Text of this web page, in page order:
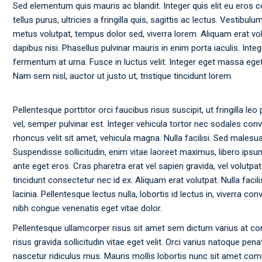
Sed elementum quis mauris ac blandit. Integer quis elit eu eros
tellus purus, ultricies a fringilla quis, sagittis ac lectus.
metus volutpat, tempus dolor sed, viverra lorem. Aliquam erat
dapibus nisi. Phasellus pulvinar mauris in enim porta iaculis.
fermentum at urna. Fusce in luctus velit. Integer eget massa
Nam sem nisl, auctor ut justo ut, tristique tincidunt lorem.
Pellentesque porttitor orci faucibus risus suscipit, ut fringilla leo
vel, semper pulvinar est. Integer vehicula tortor nec sodales
rhoncus velit sit amet, vehicula magna. Nulla facilisi. Sed
Suspendisse sollicitudin, enim vitae laoreet maximus, libero
ante eget eros. Cras pharetra erat vel sapien gravida, vel
tincidunt consectetur nec id ex. Aliquam erat volutpat. Nulla
lacinia. Pellentesque lectus nulla, lobortis id lectus in, viverra
nibh congue venenatis eget vitae dolor.
Pellentesque ullamcorper risus sit amet sem dictum varius at
risus gravida sollicitudin vitae eget velit. Orci varius natoque
nascetur ridiculus mus. Mauris mollis lobortis nunc sit amet